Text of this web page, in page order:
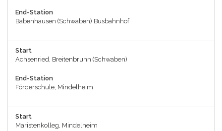
End-Station
Babenhausen (Schwaben) Busbahnhof
Start
Achsenried, Breitenbrunn (Schwaben)
End-Station
Förderschule, Mindelheim
Start
Maristenkolleg, Mindelheim